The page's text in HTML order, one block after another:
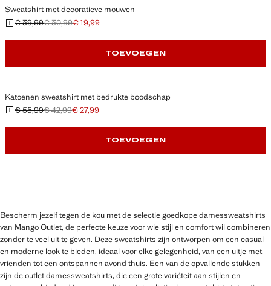
Sweatshirt met decoratieve mouwen
Oorspronkelijke prijs doorgehaald [€ 39,99 ]
€ 39,99
Tweede prijs doorgehaald [€ 30,99 ]
€ 30,99
Huidige prijs [€ 19,99 ]€ 19,99
TOEVOEGEN
Katoenen sweatshirt met bedrukte boodschap
Oorspronkelijke prijs doorgehaald [€ 55,99 ]
€ 55,99
Tweede prijs doorgehaald [€ 42,99 ]
€ 42,99
Huidige prijs [€ 27,99 ]€ 27,99
TOEVOEGEN
Bescherm jezelf tegen de kou met de selectie goedkope damessweatshirts
van Mango Outlet, de perfecte keuze voor wie stijl en comfort wil combineren
zonder te veel uit te geven. Deze sweatshirts zijn ontworpen om een casual
en moderne look te bieden, ideaal voor elke gelegenheid, van een uitje met
vrienden tot een ontspannen avond thuis. Een van de opvallende stukken
zijn de outlet damessweatshirts, die een grote variëteit aan stijlen en